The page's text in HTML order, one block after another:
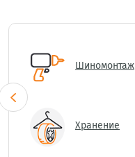
Шиномонтаж
Хранение